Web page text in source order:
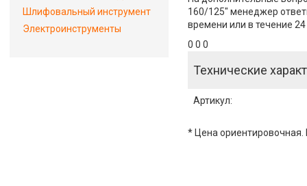
160/125" менеджер
времени или в течение
0 0 0
Технические
Артикул:
* Цена ориентировочная.
Шлифовальный инструмент
Электроинструменты